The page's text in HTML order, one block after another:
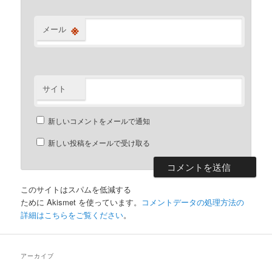
メール ※
サイト
新しいコメントをメールで通知
新しい投稿をメールで受け取る
このサイトはスパムを低減する
ために Akismet を使っています。 コメントデータの処理方法の
詳細はこちらをご覧ください。
アーカイブ